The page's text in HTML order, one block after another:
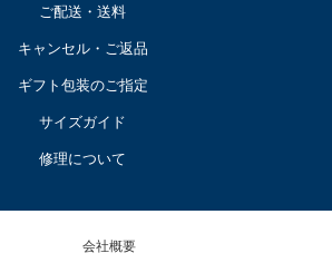
ご配送・送料
キャンセル・ご返品
ギフト包装のご指定
サイズガイド
修理について
会社概要